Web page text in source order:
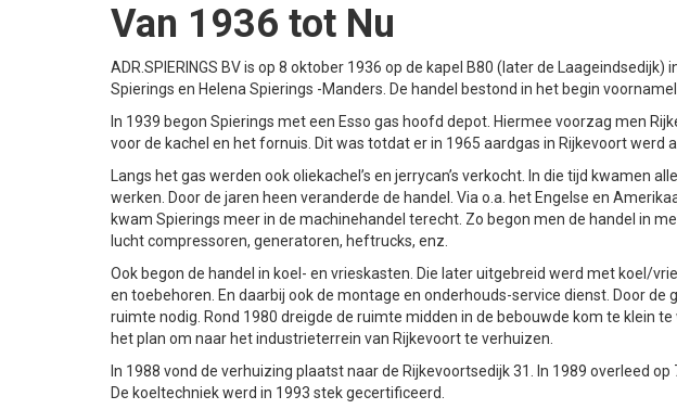
Van 1936 tot Nu
ADR.SPIERINGS BV is op 8 oktober 1936 op de kapel B80 (later de
Spierings en Helena Spierings -Manders. De handel bestond in het begin
In 1939 begon Spierings met een Esso gas hoofd depot. Hiermee voorzag men
voor de kachel en het fornuis. Dit was totdat er in 1965 aardgas in Rijkevoort werd
Langs het gas werden ook oliekachel’s en jerrycan’s verkocht. In die tijd kwamen
werken. Door de jaren heen veranderde de handel. Via o.a. het Engelse en
kwam Spierings meer in de machinehandel terecht. Zo begon men de handel in
lucht compressoren, generatoren, heftrucks, enz.
Ook begon de handel in koel- en vrieskasten. Die later uitgebreid werd met koel/
en toebehoren. En daarbij ook de montage en onderhouds-service dienst. Door de
ruimte nodig. Rond 1980 dreigde de ruimte midden in de bebouwde kom te klein
het plan om naar het industrieterrein van Rijkevoort te verhuizen.
In 1988 vond de verhuizing plaatst naar de Rijkevoortsedijk 31. In 1989 overleed
De koeltechniek werd in 1993 stek gecertificeerd.